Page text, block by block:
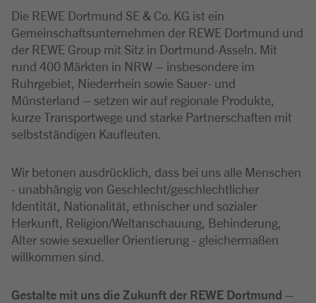
Die REWE Dortmund SE & Co. KG ist ein
Gemeinschaftsunternehmen der REWE Dortmund und
der REWE Group mit Sitz in Dortmund-Asseln. Mit
rund 400 Märkten in NRW – insbesondere im
Ruhrgebiet, Niederrhein sowie Sauer- und
Münsterland – setzen wir auf regionale Produkte,
kurze Transportwege und starke Partnerschaften mit
selbstständigen Kaufleuten.
Wir betonen ausdrücklich, dass bei uns alle Menschen
- unabhängig von Geschlecht/geschlechtlicher
Identität, Nationalität, ethnischer und sozialer
Herkunft, Religion/Weltanschauung, Behinderung,
Alter sowie sexueller Orientierung - gleichermaßen
willkommen sind.
Gestalte mit uns die Zukunft der REWE Dortmund –